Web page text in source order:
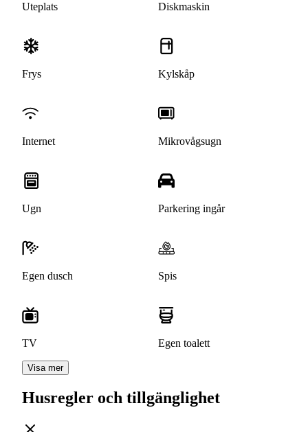
Uteplats Diskmaskin
Frys Kylskåp
Internet Mikrovågsugn
Ugn Parkering ingår
Egen dusch Spis
TV Egen toalett
Visa mer
Husregler och tillgänglighet